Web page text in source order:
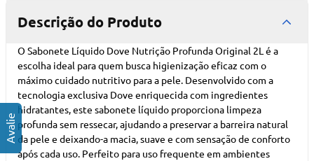
Descrição do Produto
O Sabonete Líquido Dove Nutrição Profunda Original 2L é a
escolha ideal para quem busca higienização eficaz com o
máximo cuidado nutritivo para a pele. Desenvolvido com a
tecnologia exclusiva Dove enriquecida com ingredientes
hidratantes, este sabonete líquido proporciona limpeza
profunda sem ressecar, ajudando a preservar a barreira natural
da pele e deixando-a macia, suave e com sensação de conforto
após cada uso. Perfeito para uso frequente em ambientes